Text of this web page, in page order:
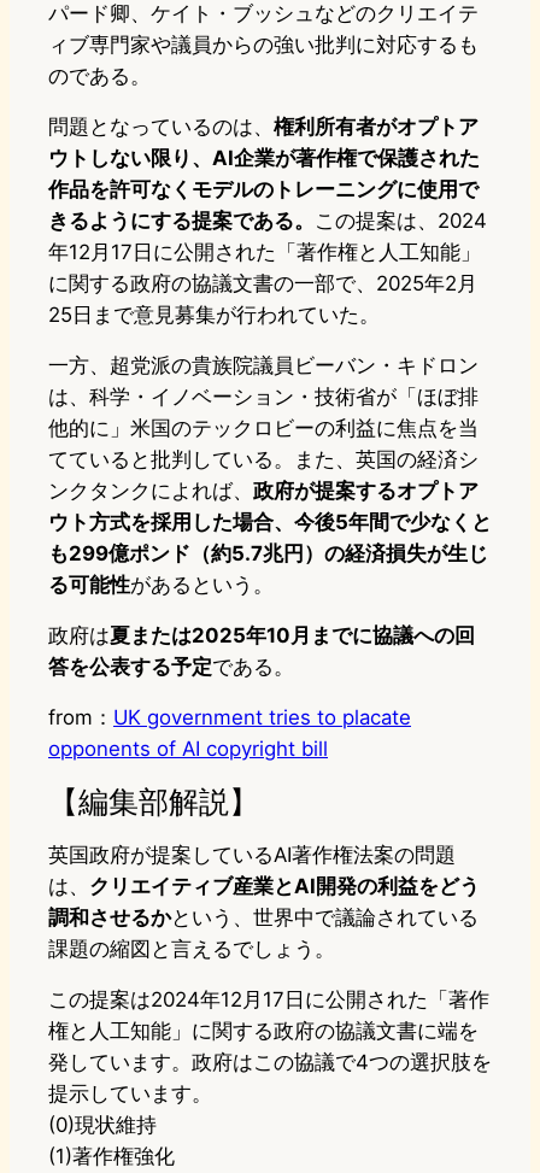
パード卿、ケイト・ブッシュなどのクリエイテ
ィブ専門家や議員からの強い批判に対応するも
のである。
問題となっているのは、 権利所有者がオプトア
ウトしない限り、AI企業が著作権で保護された
作品を許可なくモデルのトレーニングに使用で
きるようにする提案である。 この提案は、2024
年12月17日に公開された「著作権と人工知能」
に関する政府の協議文書の一部で、2025年2月
25日まで意見募集が行われていた。
一方、超党派の貴族院議員ビーバン・キドロン
は、科学・イノベーション・技術省が「ほぼ排
他的に」米国のテックロビーの利益に焦点を当
てていると批判している。また、英国の経済シ
ンクタンクによれば、 政府が提案するオプトア
ウト方式を採用した場合、今後5年間で少なくと
も299億ポンド（約5.7兆円）の経済損失が生じ
る可能性があるという。
政府は夏または2025年10月までに協議への回
答を公表する予定である。
from： UK government tries to placate
opponents of AI copyright bill
【編集部解説】
英国政府が提案しているAI著作権法案の問題
は、 クリエイティブ産業とAI開発の利益をどう
調和させるかという、世界中で議論されている
課題の縮図と言えるでしょう。
この提案は2024年12月17日に公開された「著作
権と人工知能」に関する政府の協議文書に端を
発しています。政府はこの協議で4つの選択肢を
提示しています。
(0)現状維持
(1)著作権強化